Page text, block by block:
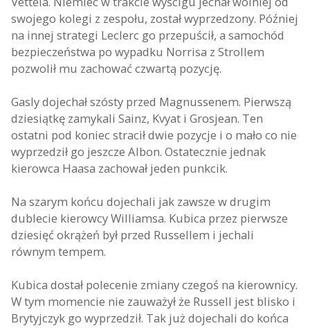
swojego kolegi z zespołu, został wyprzedzony. Później
na innej strategi Leclerc go przepuścił, a samochód
bezpieczeństwa po wypadku Norrisa z Strollem
pozwolił mu zachować czwartą pozycję.
Gasly dojechał szósty przed Magnussenem. Pierwszą
dziesiątkę zamykali Sainz, Kvyat i Grosjean. Ten
ostatni pod koniec stracił dwie pozycje i o mało co nie
wyprzedził go jeszcze Albon. Ostatecznie jednak
kierowca Haasa zachował jeden punkcik.
Na szarym końcu dojechali jak zawsze w drugim
dublecie kierowcy Williamsa. Kubica przez pierwsze
dziesięć okrążeń był przed Russellem i jechali
równym tempem.
Kubica dostał polecenie zmiany czegoś na kierownicy.
W tym momencie nie zauważył że Russell jest blisko i
Brytyjczyk go wyprzedził. Tak już dojechali do końca